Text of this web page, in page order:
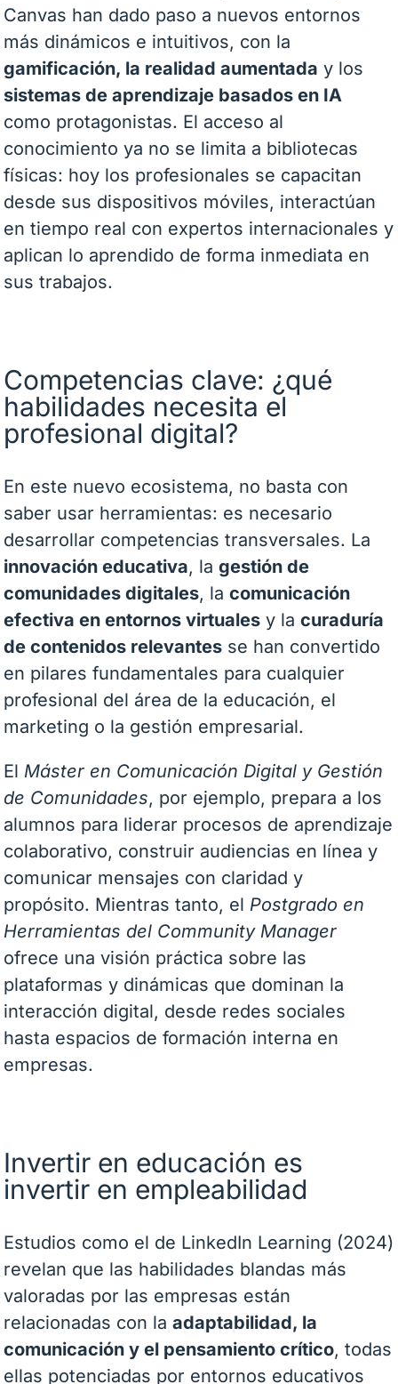
Canvas han dado paso a nuevos entornos
más dinámicos e intuitivos, con la
gamificación, la realidad aumentada y los
sistemas de aprendizaje basados en IA
como protagonistas. El acceso al
conocimiento ya no se limita a bibliotecas
físicas: hoy los profesionales se capacitan
desde sus dispositivos móviles, interactúan
en tiempo real con expertos internacionales y
aplican lo aprendido de forma inmediata en
sus trabajos.
Competencias clave: ¿qué
habilidades necesita el
profesional digital?
En este nuevo ecosistema, no basta con
saber usar herramientas: es necesario
desarrollar competencias transversales. La
innovación educativa, lagestión de
comunidades digitales, lacomunicación
efectiva en entornos virtuales y lacuraduría
de contenidos relevantes se han convertido
en pilares fundamentales para cualquier
profesional del área de la educación, el
marketing o la gestión empresarial.
El Máster en Comunicación Digital y Gestión
de Comunidades, por ejemplo, prepara a los
alumnos para liderar procesos de aprendizaje
colaborativo, construir audiencias en línea y
comunicar mensajes con claridad y
propósito. Mientras tanto, el Postgrado en
Herramientas del Community Manager
ofrece una visión práctica sobre las
plataformas y dinámicas que dominan la
interacción digital, desde redes sociales
hasta espacios de formación interna en
empresas.
Invertir en educación es
invertir en empleabilidad
Estudios como el de LinkedIn Learning (2024)
revelan que las habilidades blandas más
valoradas por las empresas están
relacionadas con laadaptabilidad, la
comunicación y el pensamiento crítico, todas
ellas potenciadas por entornos educativos